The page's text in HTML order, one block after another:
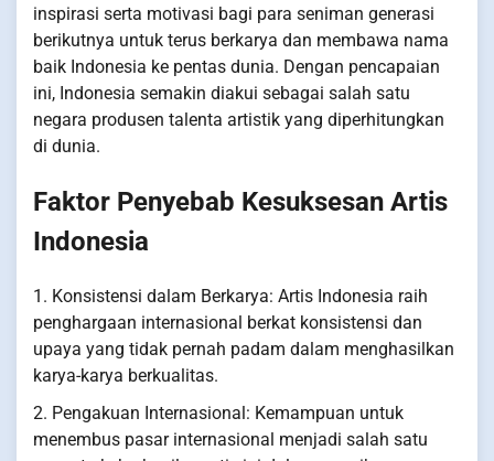
inspirasi serta motivasi bagi para seniman generasi
berikutnya untuk terus berkarya dan membawa nama
baik Indonesia ke pentas dunia. Dengan pencapaian
ini, Indonesia semakin diakui sebagai salah satu
negara produsen talenta artistik yang diperhitungkan
di dunia.
Faktor Penyebab Kesuksesan Artis
Indonesia
1. Konsistensi dalam Berkarya: Artis Indonesia raih
penghargaan internasional berkat konsistensi dan
upaya yang tidak pernah padam dalam menghasilkan
karya-karya berkualitas.
2. Pengakuan Internasional: Kemampuan untuk
menembus pasar internasional menjadi salah satu